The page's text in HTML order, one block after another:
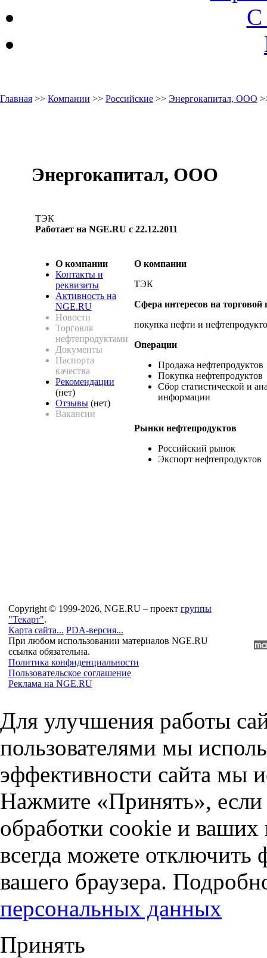
С
Главная >> Компании >> Российские >> Энергокапитал, ООО
Энергокапитал, ООО
ТЭК
Работает на NGE.RU с 22.12.2011
О компании
Контакты и
реквизиты
Активность на
NGE.RU
Новости
Торговля
нефтепродуктами
Документы
Паспорта
качества
Рекомендации
(нет)
Отзывы (нет)
Вакансии
О компании
ТЭК
Сфера интересов на торговой
покупка нефти и
Операции
Продажа нефтепродуктов
Покупка нефтепродуктов
Сбор статистической и
информации
Рынки нефтепродуктов
Российский рынок
Экспорт нефтепродуктов
Copyright © 1999-2026, NGE.RU – проект группы
"Текарт".
Карта сайта... PDA-версия...
При любом использовании материалов NGE.RU
ссылка обязательна.
Политика конфиденциальности
Пользовательское соглашение
Реклама на NGE.RU
Для улучшения работы
пользователями мы
эффективности сайта мы
Нажмите «Принять», если
обработки cookie и
всегда можете отключить
вашего браузера.
персональных данных
Принять